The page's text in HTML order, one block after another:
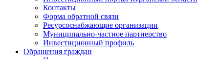
Контакты
Форма обратной связи
Ресурсоснабжающие организации
Муниципально-частное партнерство
Инвестиционный профиль
Обращения граждан